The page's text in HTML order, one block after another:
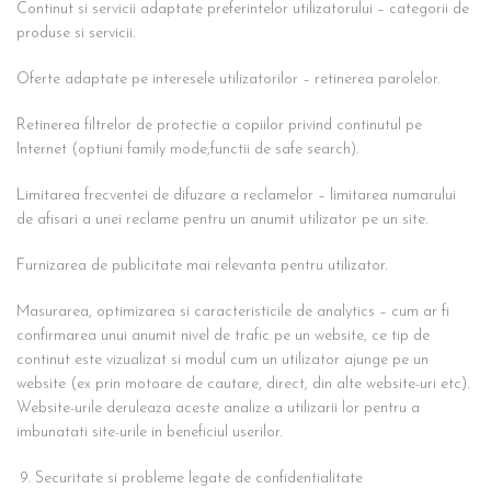
Continut si servicii adaptate preferintelor utilizatorului – categorii de
produse si servicii.
Oferte adaptate pe interesele utilizatorilor – retinerea parolelor.
Retinerea filtrelor de protectie a copiilor privind continutul pe
Internet (optiuni family mode,functii de safe search).
Limitarea frecventei de difuzare a reclamelor – limitarea numarului
de afisari a unei reclame pentru un anumit utilizator pe un site.
Furnizarea de publicitate mai relevanta pentru utilizator.
Masurarea, optimizarea si caracteristicile de analytics – cum ar fi
confirmarea unui anumit nivel de trafic pe un website, ce tip de
continut este vizualizat si modul cum un utilizator ajunge pe un
website (ex prin motoare de cautare, direct, din alte website-uri etc).
Website-urile deruleaza aceste analize a utilizarii lor pentru a
imbunatati site-urile in beneficiul userilor.
Securitate si probleme legate de confidentialitate